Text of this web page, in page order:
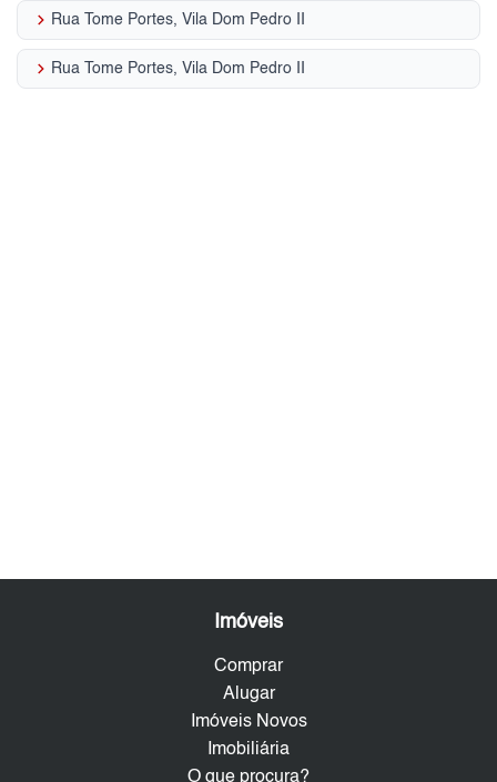
keyboard_arrow_right Rua Tome Portes, Vila Dom Pedro II
keyboard_arrow_right Rua Tome Portes, Vila Dom Pedro II
Imóveis
Comprar
Alugar
Imóveis Novos
Imobiliária
O que procura?